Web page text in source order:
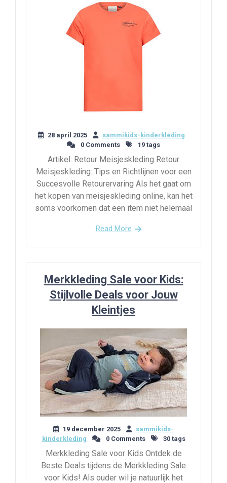
28 april 2025
sammikids-kinderkleding
0 Comments
19 tags
Artikel: Retour Meisjeskleding Retour
Meisjeskleding: Tips en Richtlijnen voor een
Succesvolle Retourervaring Als het gaat om
het kopen van meisjeskleding online, kan het
soms voorkomen dat een item niet helemaal
Read More
Merkkleding Sale voor Kids:
Stijlvolle Deals voor Jouw
Kleintjes
19 december 2025
sammikids-
kinderkleding
0 Comments 30 tags
Merkkleding Sale voor Kids Ontdek de
Beste Deals tijdens de Merkkleding Sale
voor Kids! Als ouder wil je natuurlijk het